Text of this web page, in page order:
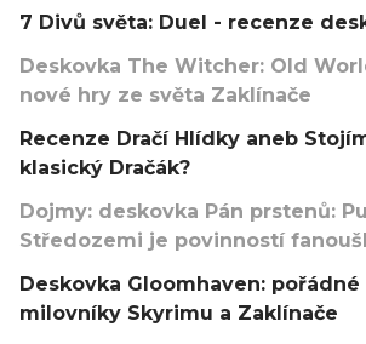
7 Divů světa: Duel - recenze
Deskovka The Witcher: Old
nové hry ze světa Zaklínače
Recenze Dračí Hlídky aneb
klasický Dračák?
Dojmy: deskovka Pán prstenů:
Středozemi je povinností
Deskovka Gloomhaven: pořádné
milovníky Skyrimu a Zaklínače